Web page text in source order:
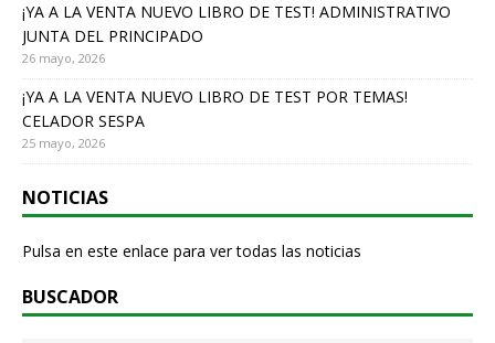
¡YA A LA VENTA NUEVO LIBRO DE TEST! ADMINISTRATIVO
JUNTA DEL PRINCIPADO
26 mayo, 2026
¡YA A LA VENTA NUEVO LIBRO DE TEST POR TEMAS!
CELADOR SESPA
25 mayo, 2026
NOTICIAS
Pulsa en este enlace para ver todas las noticias
BUSCADOR